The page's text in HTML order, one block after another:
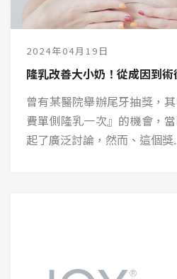
2024年04月19日
隆乳改善大小奶！從成因到
曾有某醫院舉辦尾牙抽獎，
費單側隆乳一次』的機會，
起了廣泛討論，然而、這個獎